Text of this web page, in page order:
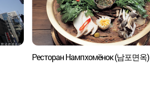
Ресторан Нампхомёнок (남포면옥)